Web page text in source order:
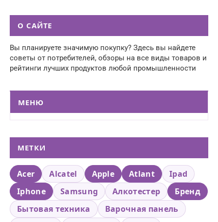
О САЙТЕ
Вы планируете значимую покупку? Здесь вы найдете
советы от потребителей, обзоры на все виды товаров и
рейтинги лучших продуктов любой промышленности
МЕНЮ
МЕТКИ
Acer Alcatel Apple Atlant
Ipad
Iphone
Samsung Алкотестер
Бренд
Бытовая техника
Варочная панель